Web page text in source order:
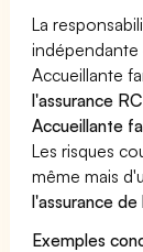
La
indépendante
Accueillante
l'assurance
Accueillante
Les risques
même mais
l'assurance
Exemples